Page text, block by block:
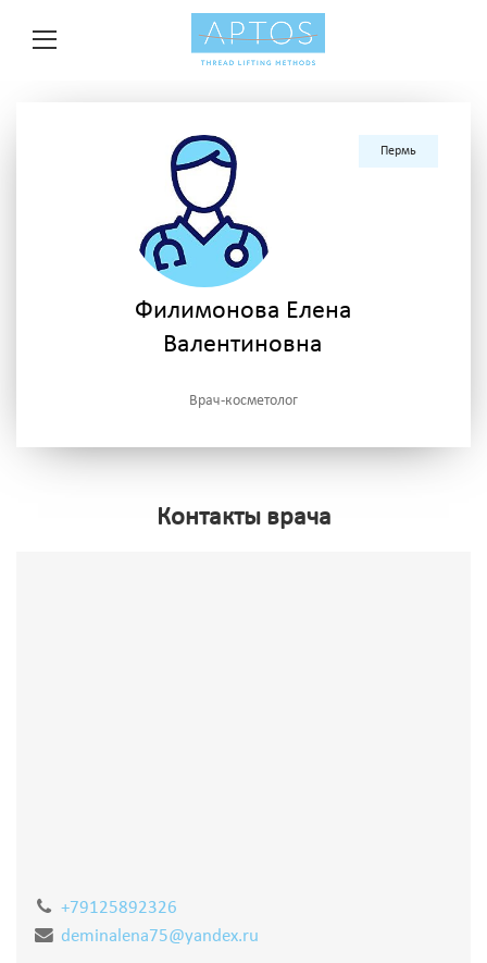
Пермь
Филимонова Елена
Валентиновна
Врач-косметолог
Контакты врача
+79125892326
deminalena75@yandex.ru